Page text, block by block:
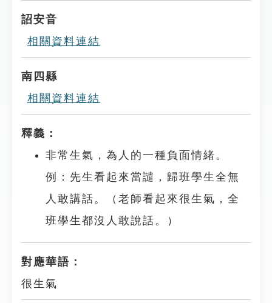
詔安音
相關資料連結
南四縣
相關資料連結
釋義：
非常生氣，為人的一種負面情緒。
例：先生看起來當譴，歸班學生全無
人敢講話。（老師看起來很生氣，全
班學生都沒人敢說話。）
對應華語：
很生氣